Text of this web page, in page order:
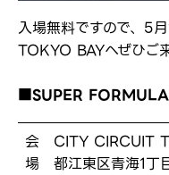
入場無料ですので、5
TOKYO BAYへぜひご
■SUPER FORMULA
会
場
CITY CIRCUIT
都江東区青海1丁